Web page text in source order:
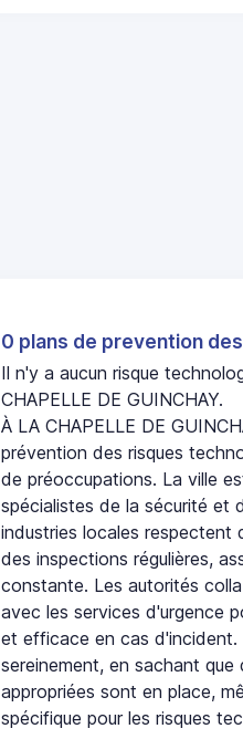
0 plans de prevention
Il n'y a aucun risque
CHAPELLE DE GUINCHAY.
À LA CHAPELLE DE
prévention des risques
de préoccupations. La ville
spécialistes de la sécurité et
industries locales respectent
des inspections régulières,
constante. Les autorités
avec les services d'urgence
et efficace en cas
sereinement, en sachant que
appropriées sont en place,
spécifique pour les risques